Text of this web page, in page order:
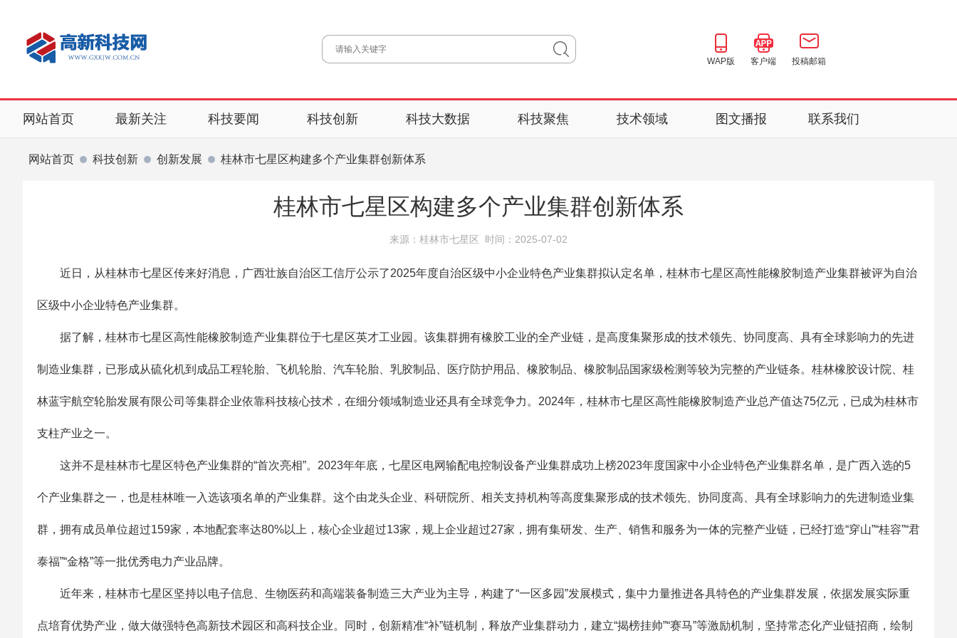
WAP版 客户端 投稿邮箱
网站首页 最新关注 科技要闻 科技创新 科技大数据 科技聚焦 技术领域 图文播报 联系我们
网站首页 科技创新 创新发展 桂林市七星区构建多个产业集群创新体系
桂林市七星区构建多个产业集群创新体系
来源：桂林市七星区 时间：2025-07-02
近日，从桂林市七星区传来好消息，广西壮族自治区工信厅公示了2025年度自治区级中小企业特色产业集群拟认定名单，桂林市七星区高性能橡胶制造产业集群被评为自治
区级中小企业特色产业集群。
据了解，桂林市七星区高性能橡胶制造产业集群位于七星区英才工业园。该集群拥有橡胶工业的全产业链，是高度集聚形成的技术领先、协同度高、具有全球影响力的先进
制造业集群，已形成从硫化机到成品工程轮胎、飞机轮胎、汽车轮胎、乳胶制品、医疗防护用品、橡胶制品、橡胶制品国家级检测等较为完整的产业链条。桂林橡胶设计院、桂
林蓝宇航空轮胎发展有限公司等集群企业依靠科技核心技术，在细分领域制造业还具有全球竞争力。2024年，桂林市七星区高性能橡胶制造产业总产值达75亿元，已成为桂林市
支柱产业之一。
这并不是桂林市七星区特色产业集群的“首次亮相”。2023年年底，七星区电网输配电控制设备产业集群成功上榜2023年度国家中小企业特色产业集群名单，是广西入选的5
个产业集群之一，也是桂林唯一入选该项名单的产业集群。这个由龙头企业、科研院所、相关支持机构等高度集聚形成的技术领先、协同度高、具有全球影响力的先进制造业集
群，拥有成员单位超过159家，本地配套率达80%以上，核心企业超过13家，规上企业超过27家，拥有集研发、生产、销售和服务为一体的完整产业链，已经打造“穿山”“桂容”“君
泰福”“金格”等一批优秀电力产业品牌。
近年来，桂林市七星区坚持以电子信息、生物医药和高端装备制造三大产业为主导，构建了“一区多园”发展模式，集中力量推进各具特色的产业集群发展，依据发展实际重
点培育优势产业，做大做强特色高新技术园区和高科技企业。同时，创新精准“补”链机制，释放产业集群动力，建立“揭榜挂帅”“赛马”等激励机制，坚持常态化产业链招商，绘制